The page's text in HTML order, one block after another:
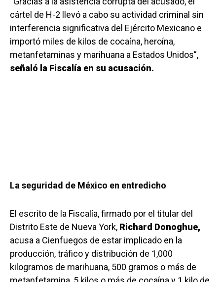
cártel de H-2 llevó a cabo su actividad criminal sin
interferencia significativa del Ejército Mexicano e
importó miles de kilos de cocaína, heroína,
metanfetaminas y marihuana a Estados Unidos”,
señaló la Fiscalía en su acusación.
La seguridad de México en entredicho
El escrito de la Fiscalía, firmado por el titular del
Distrito Este de Nueva York, Richard Donoghue,
acusa a Cienfuegos de estar implicado en la
producción, tráfico y distribución de 1,000
kilogramos de marihuana, 500 gramos o más de